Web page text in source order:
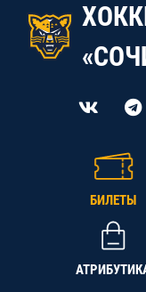
БИЛЕТЫ